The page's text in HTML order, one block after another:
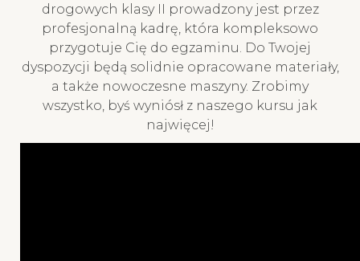
drogowych klasy II prowadzony jest przez
profesjonalną kadrę, która kompleksowo
przygotuje Cię do egzaminu. Do Twojej
dyspozycji będą solidnie opracowane materiały,
a także nowoczesne maszyny. Zrobimy
wszystko, byś wyniósł z naszego kursu jak
najwięcej!